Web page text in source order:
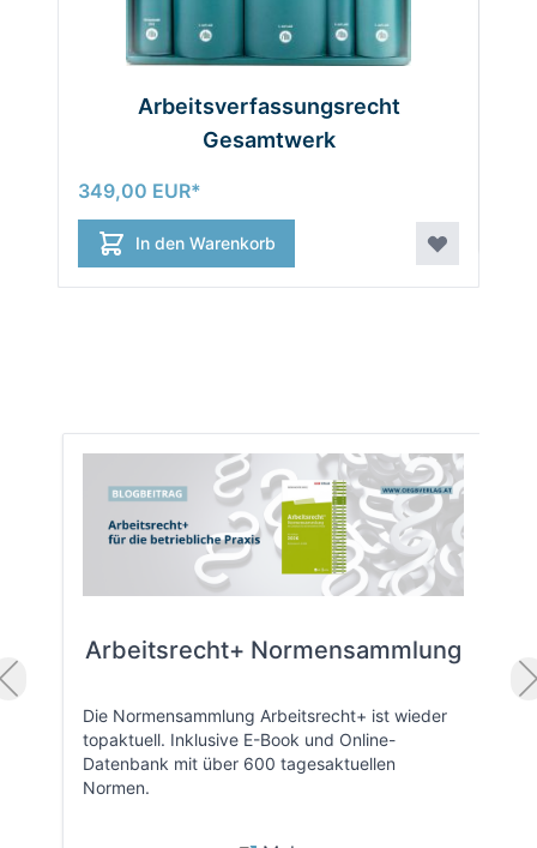
Arbeitsverfassungsrecht
Gesamtwerk
349,00 EUR
In den Warenkorb
Arbeitsrecht+ Normensammlung
Die Normensammlung Arbeitsrecht+ ist wieder
topaktuell. Inklusive E-Book und Online-
Datenbank mit über 600 tagesaktuellen
Normen.